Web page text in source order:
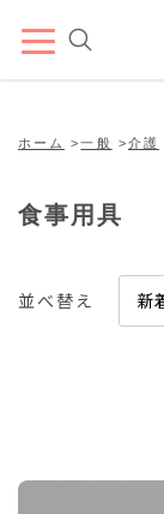
ホーム >一般 >介護
食事用具
並べ替え